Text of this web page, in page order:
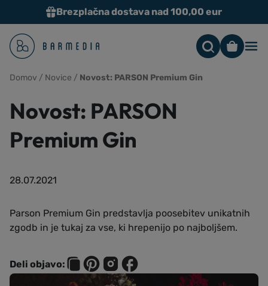
Brezplačna dostava nad 100,00 eur
Domov / Novice / Novost: PARSON Premium Gin
Novost: PARSON
Premium Gin
28.07.2021
Parson Premium Gin predstavlja poosebitev unikatnih
zgodb in je tukaj za vse, ki hrepenijo po najboljšem.
Deli objavo: